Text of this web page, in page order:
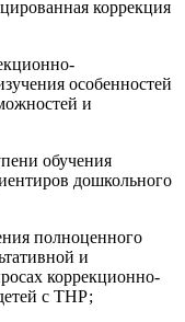
коррекция
особенностей
и
обучения
дошкольного
полноценного
и
коррекционно-
с ТНР;